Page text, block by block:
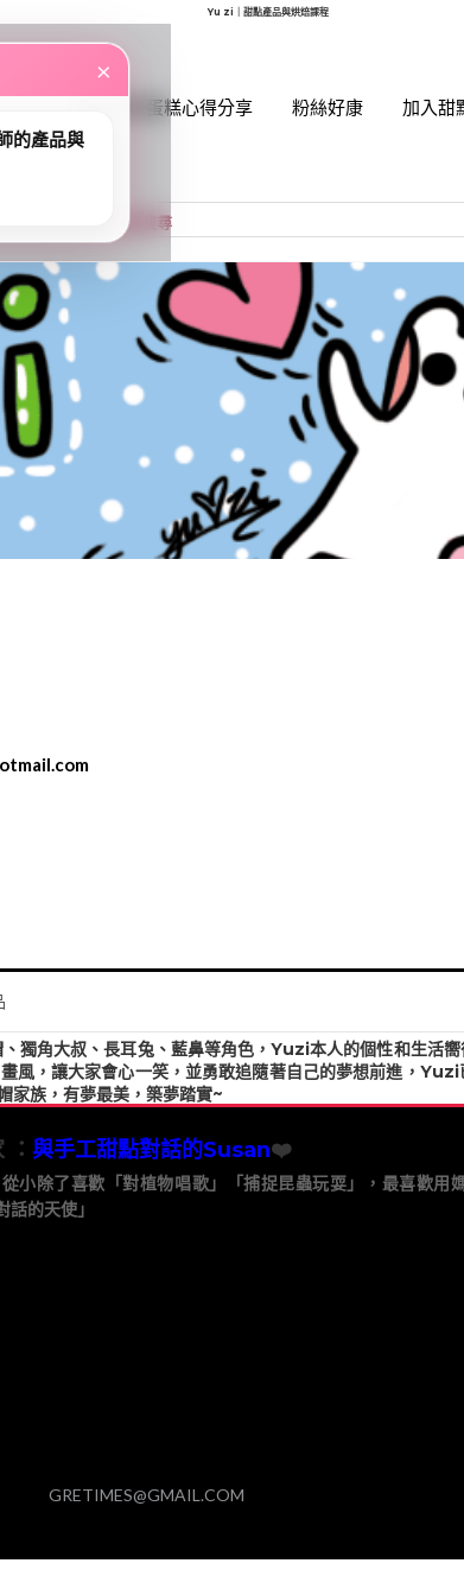
Yu zi｜甜點產品與烘焙課程
網紅媽咪蛋糕心得分享 粉絲好康 加入甜
獨角大叔、長耳兔、藍鼻等角色，Yuzi本人的個性和生活
風，讓大家會心一笑，並勇敢追隨著自己的夢想前進，
家族，有夢最美，築夢踏實~
與手工甜點對話的Susan❤️
小除了喜歡「對植物唱歌」「捕捉昆蟲玩耍」，最喜歡用
的天使」
...
GRETIMES@GMAIL.COM
×
的產品與